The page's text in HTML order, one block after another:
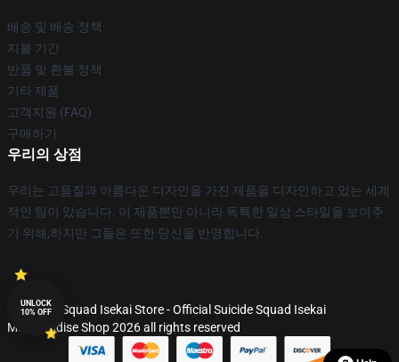
배송 및 배송 정책
지불 기간
반품 및 환불 정책
기타 제품
고객지원 (FAQ)
구매하기
우리의 상점
우리는 고품질과 아름다운 디자인을 가진 제품을 디자인하고 있는 세계
적인 팀이 있습니다. 이 제품뿐만 아니라 독특한 일상 스타일을 보여주
기 위해,하지만 그들은 또한 당신을 반영합니다.
© Suicide Squad Isekai Store - Official Suicide Squad Isekai
Merchandise Shop 2026 all rights reserved
UNLOCK
10% OFF